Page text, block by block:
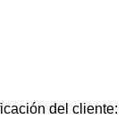
del cliente: